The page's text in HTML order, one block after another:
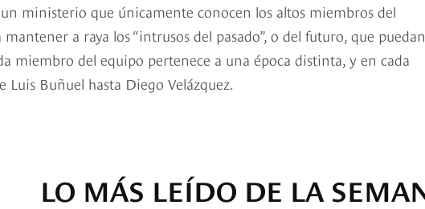
ministerio que únicamente conocen los altos miembros del
a raya los “intrusos del pasado”, o del futuro, que puedan
miembro del equipo pertenece a una época distinta, y en cada
Luis Buñuel hasta Diego Velázquez.
LO MÁS LEÍDO DE LA